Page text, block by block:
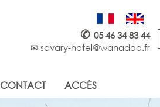
✆ 05 46 34 83 44
✉ savary-hotel@wanadoo.fr
CONTACT ACCÈS